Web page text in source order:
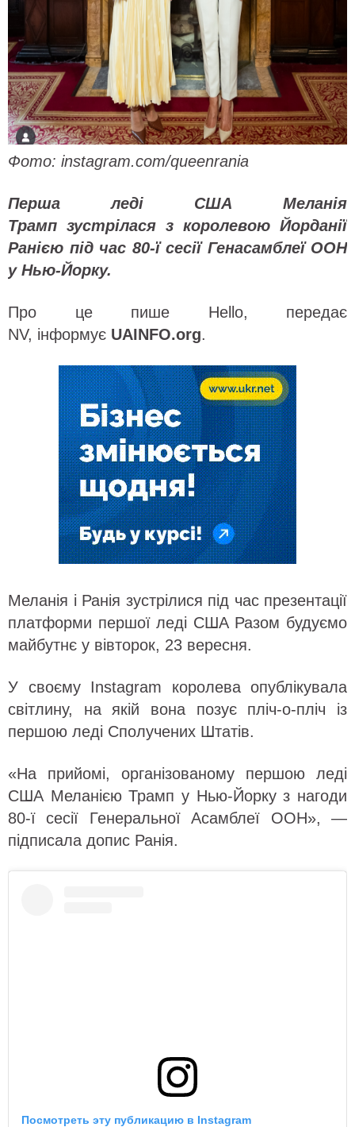
Фото: instagram.com/queenrania
Перша леді США Меланія
Трамп зустрілася з королевою Йорданії
Ранією під час 80-ї сесії Генасамблеї ООН
у Нью-Йорку.
Про це пише Hello, передає
NV, інформує UAINFO.org.
Меланія і Ранія зустрілися під час презентації
платформи першої леді США Разом будуємо
майбутнє у вівторок, 23 вересня.
У своєму Instagram королева опублікувала
світлину, на якій вона позує пліч-о-пліч із
першою леді Сполучених Штатів.
«На прийомі, організованому першою леді
США Меланією Трамп у Нью-Йорку з нагоди
80-ї сесії Генеральної Асамблеї ООН», —
підписала допис Ранія.
Посмотреть эту публикацию в Instagram